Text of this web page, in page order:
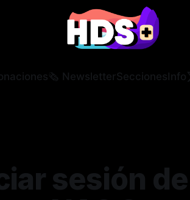
🗞️ NewsletterSecciones Info
sesión